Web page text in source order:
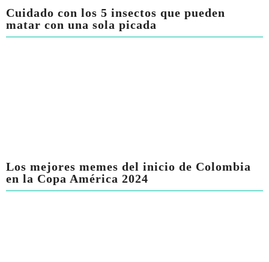
Cuidado con los 5 insectos que pueden
matar con una sola picada
Los mejores memes del inicio de Colombia
en la Copa América 2024